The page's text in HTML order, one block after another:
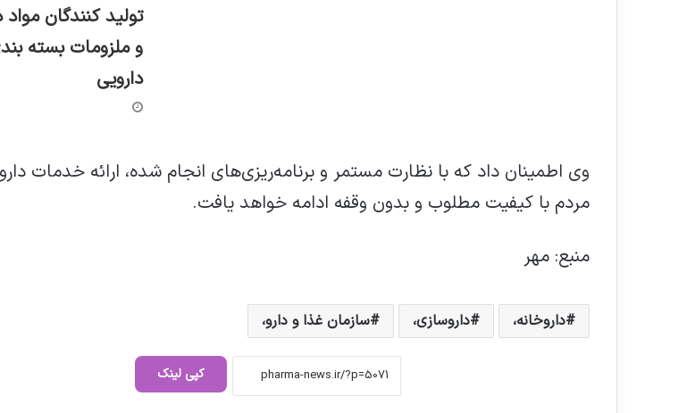
تولید کنندگان مواد
و ملزومات بسته
دارویی
وی اطمینان داد که با نظارت مستمر و برنامه‌ریزی‌های انجام شده، ارائه خدمات
مردم با کیفیت مطلوب و بدون وقفه ادامه خواهد یافت.
منبع: مهر
داروخانه، داروسازی، سازمان غذا و دارو،
کپی لینک
رشد کند